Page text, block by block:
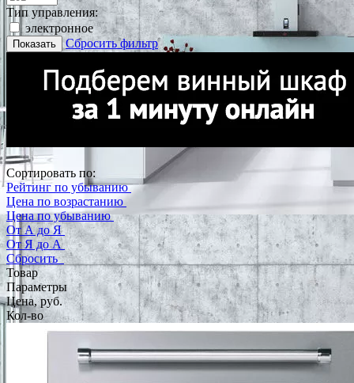
Тип управления:
электронное
Показать Сбросить фильтр
Сортировать по:
Рейтинг по убыванию
Цена по возрастанию
Цена по убыванию
От А до Я
От Я до А
Сбросить
Товар
Параметры
Цена, руб.
Кол-во